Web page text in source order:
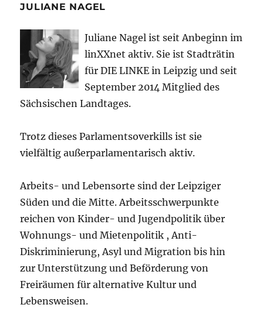
JULIANE NAGEL
Juliane Nagel ist seit Anbeginn im
linXXnet aktiv. Sie ist Stadträtin
für DIE LINKE in Leipzig und seit
September 2014 Mitglied des
Sächsischen Landtages.
Trotz dieses Parlamentsoverkills ist sie
vielfältig außerparlamentarisch aktiv.
Arbeits- und Lebensorte sind der Leipziger
Süden und die Mitte. Arbeitsschwerpunkte
reichen von Kinder- und Jugendpolitik über
Wohnungs- und Mietenpolitik , Anti-
Diskriminierung, Asyl und Migration bis hin
zur Unterstützung und Beförderung von
Freiräumen für alternative Kultur und
Lebensweisen.